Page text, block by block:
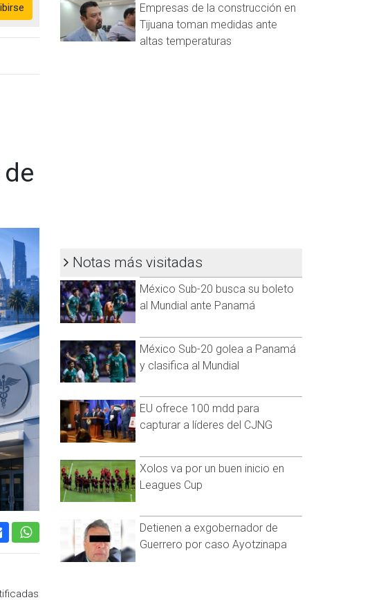
Empresas de la construcción en
Tijuana toman medidas ante
altas temperaturas
Notas más visitadas
México Sub-20 busca su boleto
al Mundial ante Panamá
México Sub-20 golea a Panamá
y clasifica al Mundial
EU ofrece 100 mdd para
capturar a líderes del CJNG
Xolos va por un buen inicio en
Leagues Cup
Detienen a exgobernador de
Guerrero por caso Ayotzinapa